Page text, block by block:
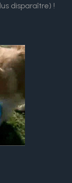
disparaître) !